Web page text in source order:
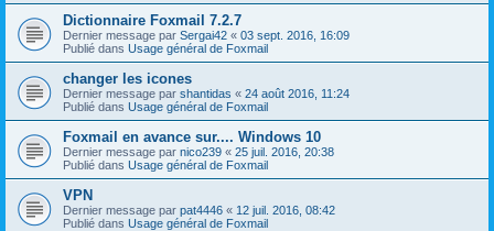
Dictionnaire Foxmail 7.2.7
Dernier message par Sergai42 « 03 sept. 2016, 16:09
Publié dans Usage général de Foxmail
changer les icones
Dernier message par shantidas « 24 août 2016, 11:24
Publié dans Usage général de Foxmail
Foxmail en avance sur.... Windows 10
Dernier message par nico239 « 25 juil. 2016, 20:38
Publié dans Usage général de Foxmail
VPN
Dernier message par pat4446 « 12 juil. 2016, 08:42
Publié dans Usage général de Foxmail